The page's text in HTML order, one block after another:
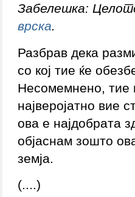
Забелешка:
врска.
Разбрав дека
со кој тие ќе
Несомемнено, тие
најверојатно вие
ова е најдобрата
објаснам зошто
земја.
(....)